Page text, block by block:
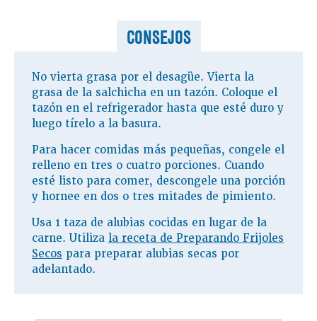
CONSEJOS
No vierta grasa por el desagüe. Vierta la
grasa de la salchicha en un tazón. Coloque el
tazón en el refrigerador hasta que esté duro y
luego tírelo a la basura.
Para hacer comidas más pequeñas, congele el
relleno en tres o cuatro porciones. Cuando
esté listo para comer, descongele una porción
y hornee en dos o tres mitades de pimiento.
Usa 1 taza de alubias cocidas en lugar de la
carne. Utiliza la receta de Preparando Frijoles
Secos para preparar alubias secas por
adelantado.